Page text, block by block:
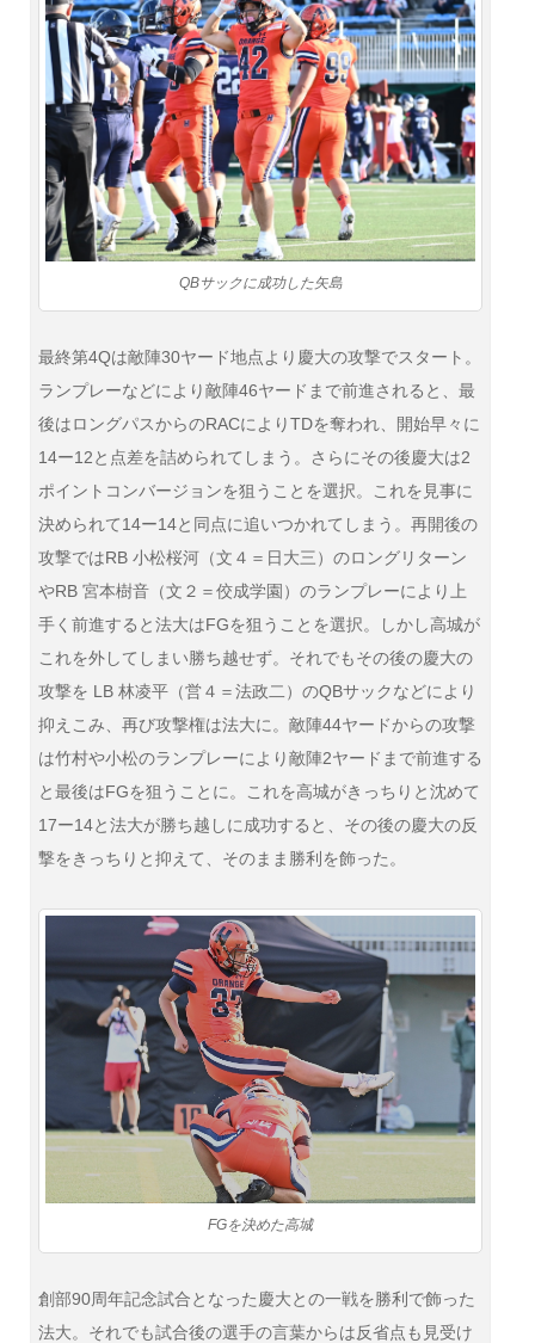
QBサックに成功した矢島
最終第4Qは敵陣30ヤード地点より慶大の攻撃でスタート。
ランプレーなどにより敵陣46ヤードまで前進されると、最
後はロングパスからのRACによりTDを奪われ、開始早々に
14ー12と点差を詰められてしまう。さらにその後慶大は2
ポイントコンバージョンを狙うことを選択。これを見事に
決められて14ー14と同点に追いつかれてしまう。再開後の
攻撃ではRB 小松桜河（文４＝日大三）のロングリターン
やRB 宮本樹音（文２＝佼成学園）のランプレーにより上
手く前進すると法大はFGを狙うことを選択。しかし高城が
これを外してしまい勝ち越せず。それでもその後の慶大の
攻撃を LB 林凌平（営４＝法政二）のQBサックなどにより
抑えこみ、再び攻撃権は法大に。敵陣44ヤードからの攻撃
は竹村や小松のランプレーにより敵陣2ヤードまで前進する
と最後はFGを狙うことに。これを高城がきっちりと沈めて
17ー14と法大が勝ち越しに成功すると、その後の慶大の反
撃をきっちりと抑えて、そのまま勝利を飾った。
FGを決めた高城
創部90周年記念試合となった慶大との一戦を勝利で飾った
法大。それでも試合後の選手の言葉からは反省点も見受け